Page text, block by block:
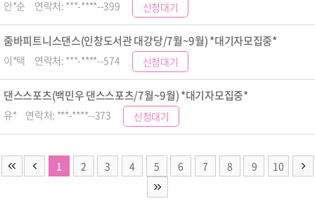
안*순 연락처: ***-****--399 신청대기
줌바피트니스댄스(인창도서관 대강당/7월~9월) *대기자모집중*
이*택 연락처: ***-****--574 신청대기
댄스스포츠(백민우 댄스스포츠/7월~9월) *대기자모집중*
유* 연락처: ***-****--373 신청대기
1 2 3 4 5 6 7 8 9 10